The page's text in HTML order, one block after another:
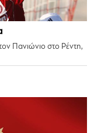
Πανιώνιο στο Ρέντη,